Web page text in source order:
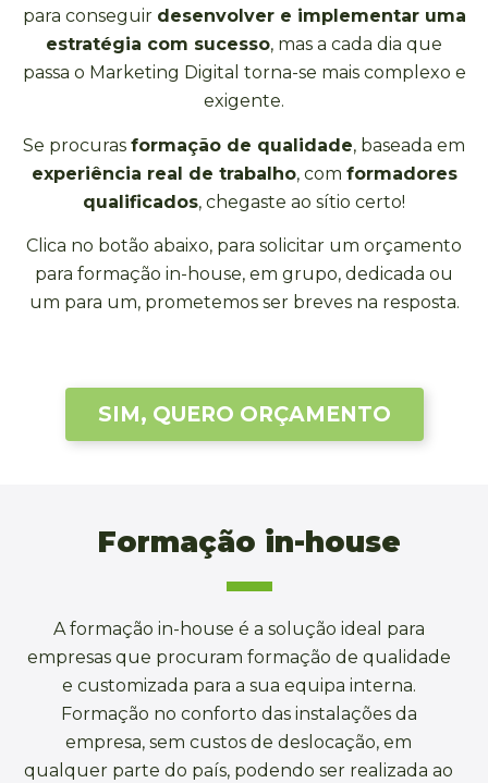
para conseguir desenvolver e implementar uma
estratégia com sucesso, mas a cada dia que
passa o Marketing Digital torna-se mais complexo e
exigente.
Se procuras formação de qualidade, baseada em
experiência real de trabalho, com formadores
qualificados, chegaste ao sítio certo!
Clica no botão abaixo, para solicitar um orçamento
para formação in-house, em grupo, dedicada ou
um para um, prometemos ser breves na resposta.
SIM, QUERO ORÇAMENTO
Formação in-house
A formação in-house é a solução ideal para
empresas que procuram formação de qualidade
e customizada para a sua equipa interna.
Formação no conforto das instalações da
empresa, sem custos de deslocação, em
qualquer parte do país, podendo ser realizada ao